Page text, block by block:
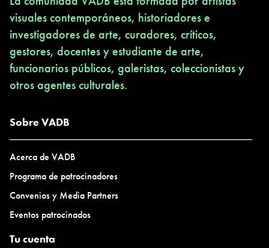
visuales contemporáneos, historiadores e
investigadores de arte, curadores, críticos,
gestores, docentes y estudiante de arte,
funcionarios públicos, galeristas, coleccionistas y
otros agentes culturales.
Sobre VADB
Acerca de VADB
Programa de patrocinadores
Convenios y Media Partners
Eventos patrocinados
Tu cuenta